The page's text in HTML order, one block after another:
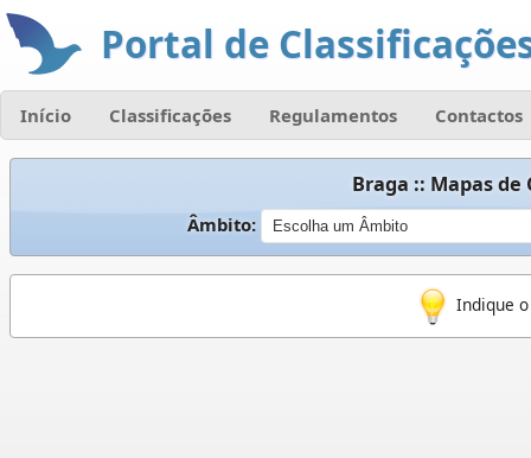
Portal de
Início Classificações Regulamentos Contactos
Braga :: Mapas
Âmbito:
Indique